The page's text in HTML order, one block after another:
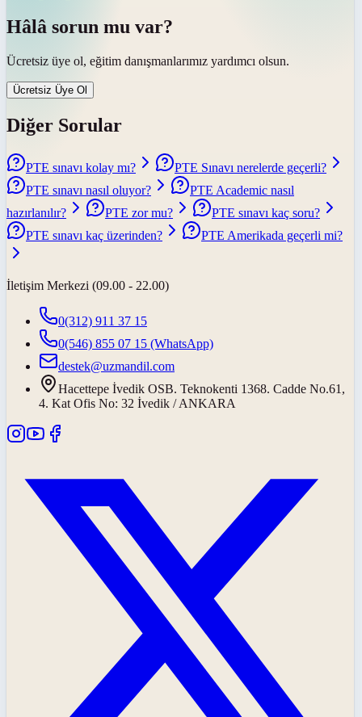
Hâlâ sorun mu var?
Ücretsiz üye ol, eğitim danışmanlarımız yardımcı olsun.
Ücretsiz Üye Ol
Diğer Sorular
PTE sınavı kolay mı?
PTE Sınavı nerelerde geçerli?
PTE sınavı nasıl oluyor?
PTE Academic nasıl
hazırlanılır?
PTE zor mu?
PTE sınavı kaç soru?
PTE sınavı kaç üzerinden?
PTE Amerikada geçerli mi?
İletişim Merkezi (09.00 - 22.00)
0(312) 911 37 15
0(546) 855 07 15 (WhatsApp)
destek@uzmandil.com
Hacettepe İvedik OSB. Teknokenti 1368. Cadde No.61,
4. Kat Ofis No: 32 İvedik / ANKARA